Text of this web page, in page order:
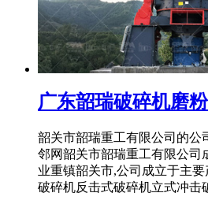
广东韶瑞破碎机磨
韶关市韶瑞重工有限公司的公
邻网韶关市韶瑞重工有限公司
业重镇韶关市,公司成立于主
破碎机反击式破碎机立式冲击